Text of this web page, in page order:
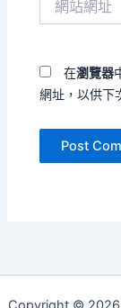
在瀏覽器
網址，以供下